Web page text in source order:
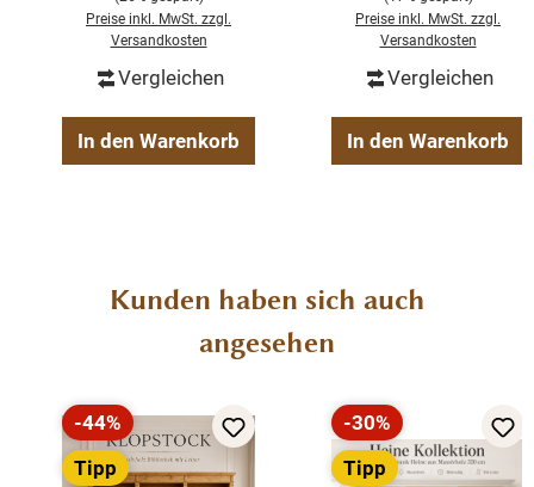
Massivholz
Lsndhaus antikstil
verstellbaren Regalböden
2-teilig
Ober-Unterteil
Preise inkl. MwSt. zzgl.
Versandkosten
Vergleichen
In den Warenkorb
Preise inkl. MwSt. zzgl.
Versandkosten
Vergleichen
In den Warenkorb
Produktgalerie überspringen
Kunden haben sich auch
angesehen
Rabatt
-44%
Tipp
Rabatt
-30%
Tipp